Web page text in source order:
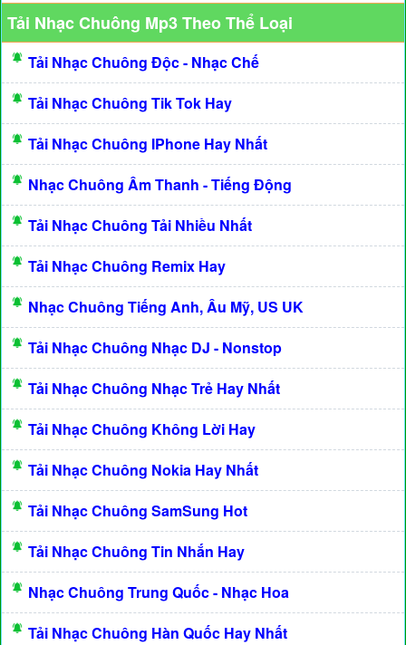
Tải Nhạc Chuông Mp3 Theo Thể Loại
Tải Nhạc Chuông Độc - Nhạc Chế
Tải Nhạc Chuông Tik Tok Hay
Tải Nhạc Chuông IPhone Hay Nhất
Nhạc Chuông Âm Thanh - Tiếng Động
Tải Nhạc Chuông Tải Nhiều Nhất
Tải Nhạc Chuông Remix Hay
Nhạc Chuông Tiếng Anh, Âu Mỹ, US UK
Tải Nhạc Chuông Nhạc DJ - Nonstop
Tải Nhạc Chuông Nhạc Trẻ Hay Nhất
Tải Nhạc Chuông Không Lời Hay
Tải Nhạc Chuông Nokia Hay Nhất
Tải Nhạc Chuông SamSung Hot
Tải Nhạc Chuông Tin Nhắn Hay
Nhạc Chuông Trung Quốc - Nhạc Hoa
Tải Nhạc Chuông Hàn Quốc Hay Nhất